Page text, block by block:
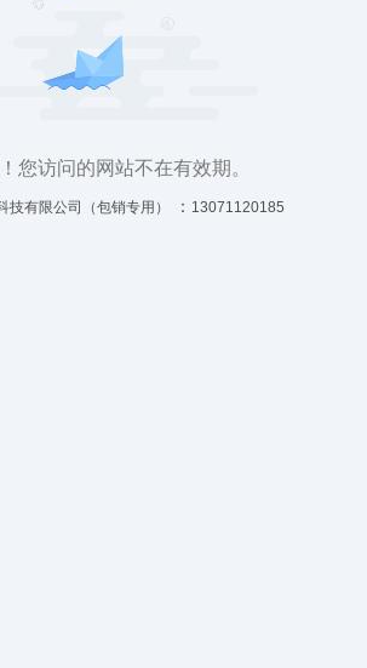
您访问的网站不在有效期。
技有限公司（包销专用） ： 13071120185